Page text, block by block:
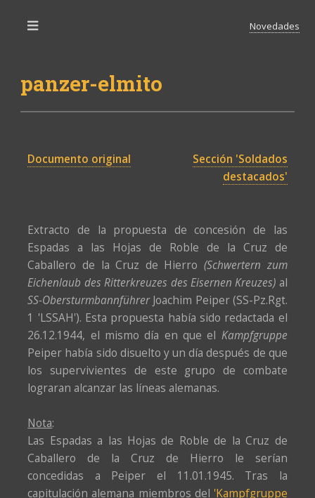
panzer-elmito
Novedades
Documento original
Sección 'Soldados
destacados'
Extracto de la propuesta de concesión de las
Espadas a las Hojas de Roble de la Cruz de
Caballero de la Cruz de Hierro(Schwertern zum
Eichenlaub des Ritterkreuzes des Eisernen Kreuzes) al
SS-ObersturmbannführerJoachim Peiper (SS-Pz.Rgt.
1 'LSSAH'). Esta propuesta había sido redactada el
26.12.1944, el mismo día en que el Kampfgruppe
Peiper había sido disuelto y un día después de que
los supervivientes de este grupo de combate
lograran alcanzar las líneas alemanas.
Nota:
Las Espadas a las Hojas de Roble de la Cruz de
Caballero de la Cruz de Hierro le serían
concedidas a Peiper el 11.01.1945. Tras la
capitulación alemana miembros del 'Kampfgruppe